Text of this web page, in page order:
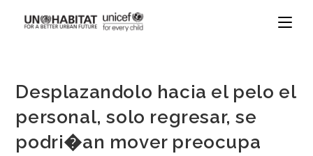
Desplazandolo hacia el pelo el
personal, solo regresar, se
podri�an mover preocupa